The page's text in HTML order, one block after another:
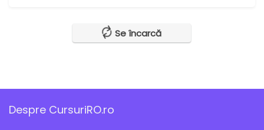
Se încarcă
Despre CursuriRO.ro